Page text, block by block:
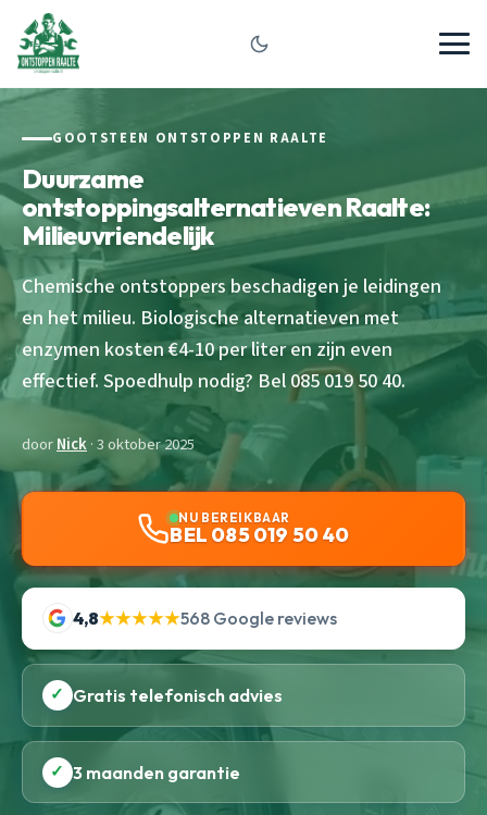
GOOTSTEEN ONTSTOPPEN RAALTE
Duurzame
ontstoppingsalternatieven Raalte:
Milieuvriendelijk
Chemische ontstoppers beschadigen je leidingen
en het milieu. Biologische alternatieven met
enzymen kosten €4-10 per liter en zijn even
effectief. Spoedhulp nodig? Bel 085 019 50 40.
doorNick· 3 oktober 2025
NU BEREIKBAAR
BEL 085 019 50 40
4,8★★★★★568 Google reviews
✓ Gratis telefonisch advies
✓ 3 maanden garantie